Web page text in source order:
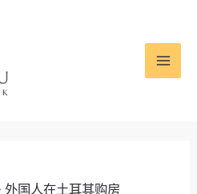
外国人在土耳其购房